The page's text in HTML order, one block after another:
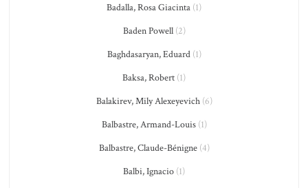
Badalla, Rosa Giacinta (1)
Baden Powell(2)
Baghdasaryan, Eduard(1)
Baksa, Robert (1)
Balakirev, Mily Alexeyevich(6)
Balbastre, Armand-Louis(1)
Balbastre, Claude-Bénigne(4)
Balbi, Ignacio (1)